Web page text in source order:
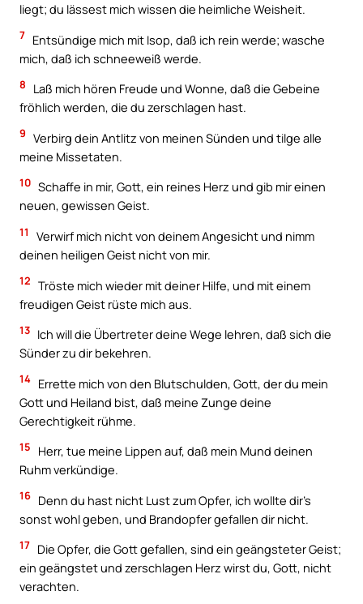
liegt; du lässest mich wissen die heimliche Weisheit.
7 Entsündige mich mit Isop, daß ich rein werde; wasche
mich, daß ich schneeweiß werde.
8
Laß mich hören Freude und Wonne, daß die Gebeine
fröhlich werden, die du zerschlagen hast.
9 Verbirg dein Antlitz von meinen Sünden und tilge alle
meine Missetaten.
10 Schaffe in mir, Gott, ein reines Herz und gib mir einen
neuen, gewissen Geist.
11
Verwirf mich nicht von deinem Angesicht und nimm
deinen heiligen Geist nicht von mir.
12 Tröste mich wieder mit deiner Hilfe, und mit einem
freudigen Geist rüste mich aus.
13 Ich will die Übertreter deine Wege lehren, daß sich die
Sünder zu dir bekehren.
14 Errette mich von den Blutschulden, Gott, der du mein
Gott und Heiland bist, daß meine Zunge deine
Gerechtigkeit rühme.
15
Herr, tue meine Lippen auf, daß mein Mund deinen
Ruhm verkündige.
16 Denn du hast nicht Lust zum Opfer, ich wollte dir’s
sonst wohl geben, und Brandopfer gefallen dir nicht.
17 Die Opfer, die Gott gefallen, sind ein geängsteter Geist;
ein geängstet und zerschlagen Herz wirst du, Gott, nicht
verachten.